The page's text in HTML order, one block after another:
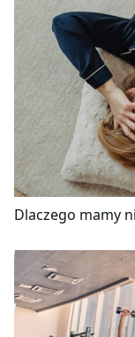
Dlaczego mamy